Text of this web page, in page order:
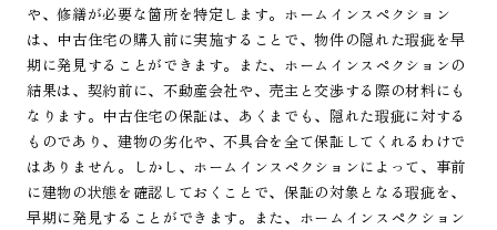
や、修繕が必要な箇所を特定します。ホームインスペクション
は、中古住宅の購入前に実施することで、物件の隠れた瑕疵を早
期に発見することができます。また、ホームインスペクションの
結果は、契約前に、不動産会社や、売主と交渉する際の材料にも
なります。中古住宅の保証は、あくまでも、隠れた瑕疵に対する
ものであり、建物の劣化や、不具合を全て保証してくれるわけで
はありません。しかし、ホームインスペクションによって、事前
に建物の状態を確認しておくことで、保証の対象となる瑕疵を、
早期に発見することができます。また、ホームインスペクション